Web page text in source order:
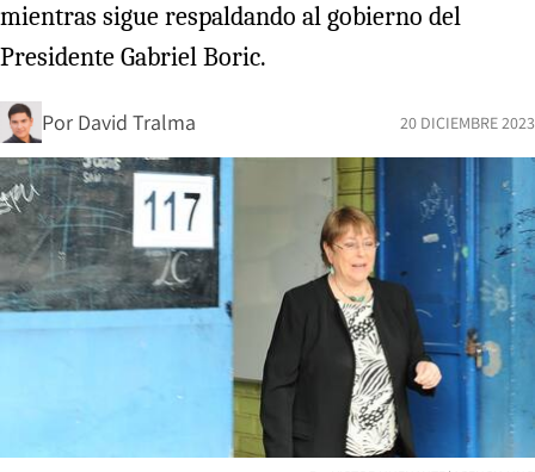
mientras sigue respaldando al gobierno del
Presidente Gabriel Boric.
Por David Tralma 20 DICIEMBRE 2023